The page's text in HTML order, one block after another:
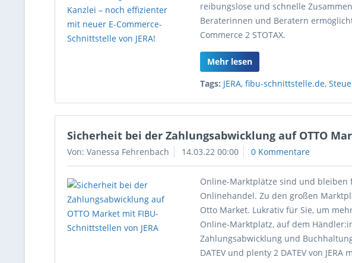
reibungslose und schnelle
Beraterinnen und Beratern
Commerce 2 STOTAX.
Mehr lesen
Tags: JERA,fibu-schnittstelle.de,
Sicherheit bei der Zahlungsabwicklung auf OTTO
Von: Vanessa Fehrenbach 14.03.22 00:00 0 Kommentare
Online-Marktplätze sind und
Onlinehandel. Zu den großen
Otto Market. Lukrativ für Sie, um
Online-Marktplatz, auf dem
Zahlungsabwicklung und
DATEV und plenty 2 DATEV von